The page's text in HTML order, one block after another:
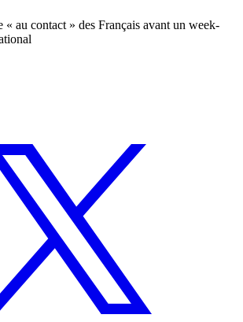
« au contact » des Français avant un week-